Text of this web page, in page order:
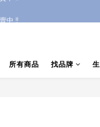
所有商品 找品牌